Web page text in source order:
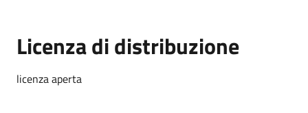
Licenza di distribuzione
licenza aperta